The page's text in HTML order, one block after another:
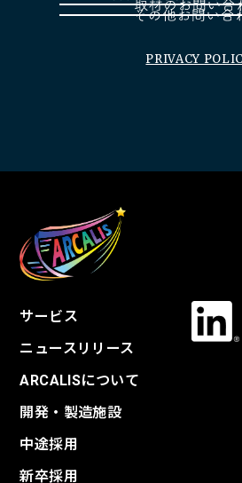
PRIVACY
サービス
ニュースリリース
ARCALISについて
開発・製造施設
中途採用
新卒採用